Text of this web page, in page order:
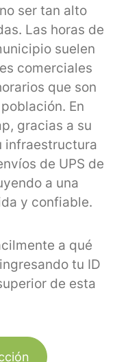
ser tan alto
Las horas de
suelen
comerciales
que son
En
gracias a su
infraestructura
de UPS de
a una
y confiable.
a qué
tu ID
de esta